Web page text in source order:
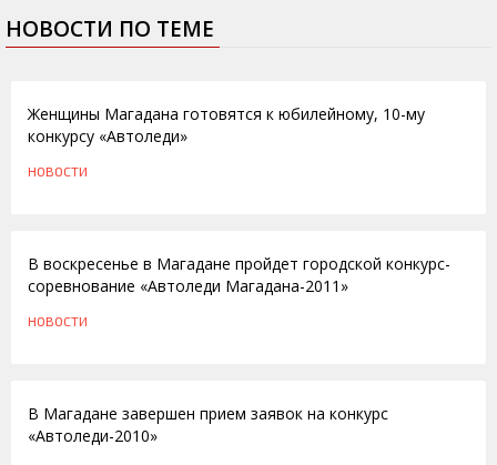
НОВОСТИ ПО ТЕМЕ
Женщины Магадана готовятся к юбилейному, 10-му
конкурсу «Автоледи»
НОВОСТИ
В воскресенье в Магадане пройдет городской конкурс-
соревнование «Автоледи Магадана-2011»
НОВОСТИ
В Магадане завершен прием заявок на конкурс
«Автоледи-2010»